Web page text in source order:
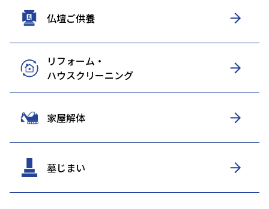
仏壇ご供養
リフォーム・
ハウスクリーニング
家屋解体
墓じまい